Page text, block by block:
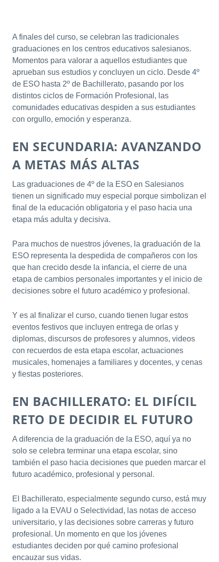
A finales del curso, se celebran las tradicionales
graduaciones en los centros educativos salesianos.
Momentos para valorar a aquellos estudiantes que
aprueban sus estudios y concluyen un ciclo. Desde 4º
de ESO hasta 2º de Bachillerato, pasando por los
distintos ciclos de Formación Profesional, las
comunidades educativas despiden a sus estudiantes
con orgullo, emoción y esperanza.
EN SECUNDARIA: AVANZANDO
A METAS MÁS ALTAS
Las graduaciones de 4º de la ESO en Salesianos
tienen un significado muy especial porque simbolizan el
final de la educación obligatoria y el paso hacia una
etapa más adulta y decisiva.
Para muchos de nuestros jóvenes, la graduación de la
ESO representa la despedida de compañeros con los
que han crecido desde la infancia, el cierre de una
etapa de cambios personales importantes y el inicio de
decisiones sobre el futuro académico y profesional.
Y es al finalizar el curso, cuando tienen lugar estos
eventos festivos que incluyen entrega de orlas y
diplomas, discursos de profesores y alumnos, videos
con recuerdos de esta etapa escolar, actuaciones
musicales, homenajes a familiares y docentes, y cenas
y fiestas posteriores.
EN BACHILLERATO: EL DIFÍCIL
RETO DE DECIDIR EL FUTURO
A diferencia de la graduación de la ESO, aquí ya no
solo se celebra terminar una etapa escolar, sino
también el paso hacia decisiones que pueden marcar el
futuro académico, profesional y personal.
El Bachillerato, especialmente segundo curso, está muy
ligado a la EVAU o Selectividad, las notas de acceso
universitario, y las decisiones sobre carreras y futuro
profesional. Un momento en que los jóvenes
estudiantes deciden por qué camino profesional
encauzar sus vidas.